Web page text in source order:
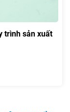
trình sản xuất